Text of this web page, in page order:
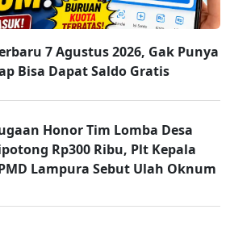
7 Agustus 2026, Gak Punya
Bisa Dapat Saldo Gratis
Honor Tim Lomba Desa
Rp300 Ribu, Plt Kepala
Lampura Sebut Ulah Oknum